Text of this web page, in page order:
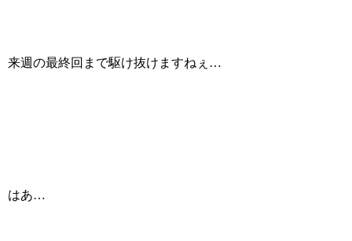
来週の最終回まで駆け抜けますねぇ…
はあ…